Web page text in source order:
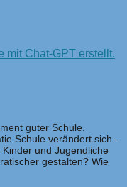
guter Schule.
Schule verändert sich –
und Jugendliche
gestalten? Wie